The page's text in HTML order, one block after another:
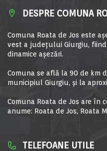
DESPRE COMUNA
Comuna Roata de Jos este
vest a judeţului Giurgiu,
dinamice aşezări.
Comuna se află la 90 de km
municipiul Giurgiu, şi la
Comuna Roata de Jos are în
anume: Roata de Jos, Roata
TELEFOANE UTILE